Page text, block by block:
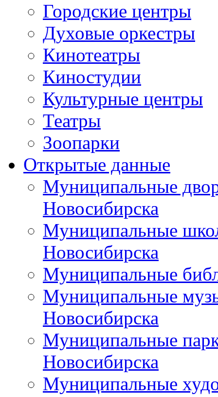
Городские центры
Духовые оркестры
Кинотеатры
Киностудии
Культурные центры
Театры
Зоопарки
Открытые данные
Муниципальные
Новосибирска
Муниципальные
Новосибирска
Муниципальные
Муниципальные
Новосибирска
Муниципальные
Новосибирска
Муниципальные